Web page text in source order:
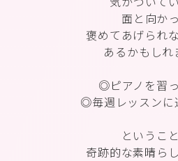
面と向か
褒めてあげられ
あるかもしれ
◎ピアノを習
◎毎週レッスンに
というこ
奇跡的な素晴ら